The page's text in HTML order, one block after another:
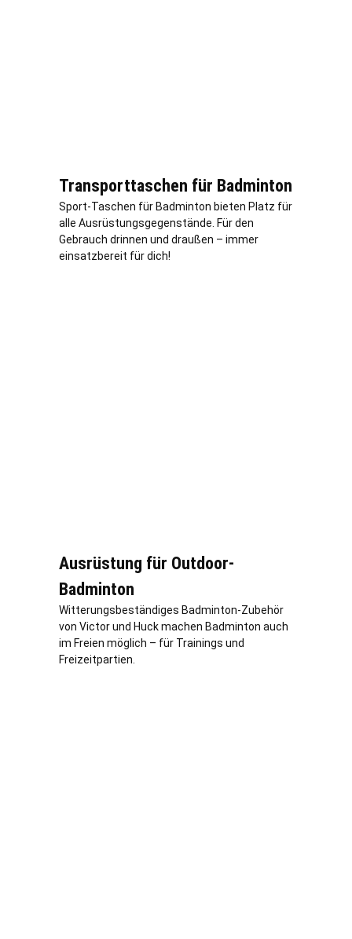
Transporttaschen für Badminton
Sport-Taschen für Badminton bieten Platz für
alle Ausrüstungsgegenstände. Für den
Gebrauch drinnen und draußen – immer
einsatzbereit für dich!
Ausrüstung für Outdoor-
Badminton
Witterungsbeständiges Badminton-Zubehör
von Victor und Huck machen Badminton auch
im Freien möglich – für Trainings und
Freizeitpartien.